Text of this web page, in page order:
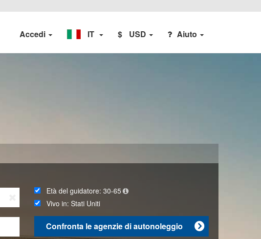
Accedi IT $ USD Aiuto
Età del guidatore:30-65
Vivo in:Stati Uniti

Confronta le agenzie di autonoleggio